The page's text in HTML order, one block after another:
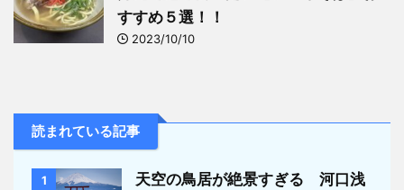
すすめ５選！！
2023/10/10
読まれている記事
1
天空の鳥居が絶景すぎる 河口浅